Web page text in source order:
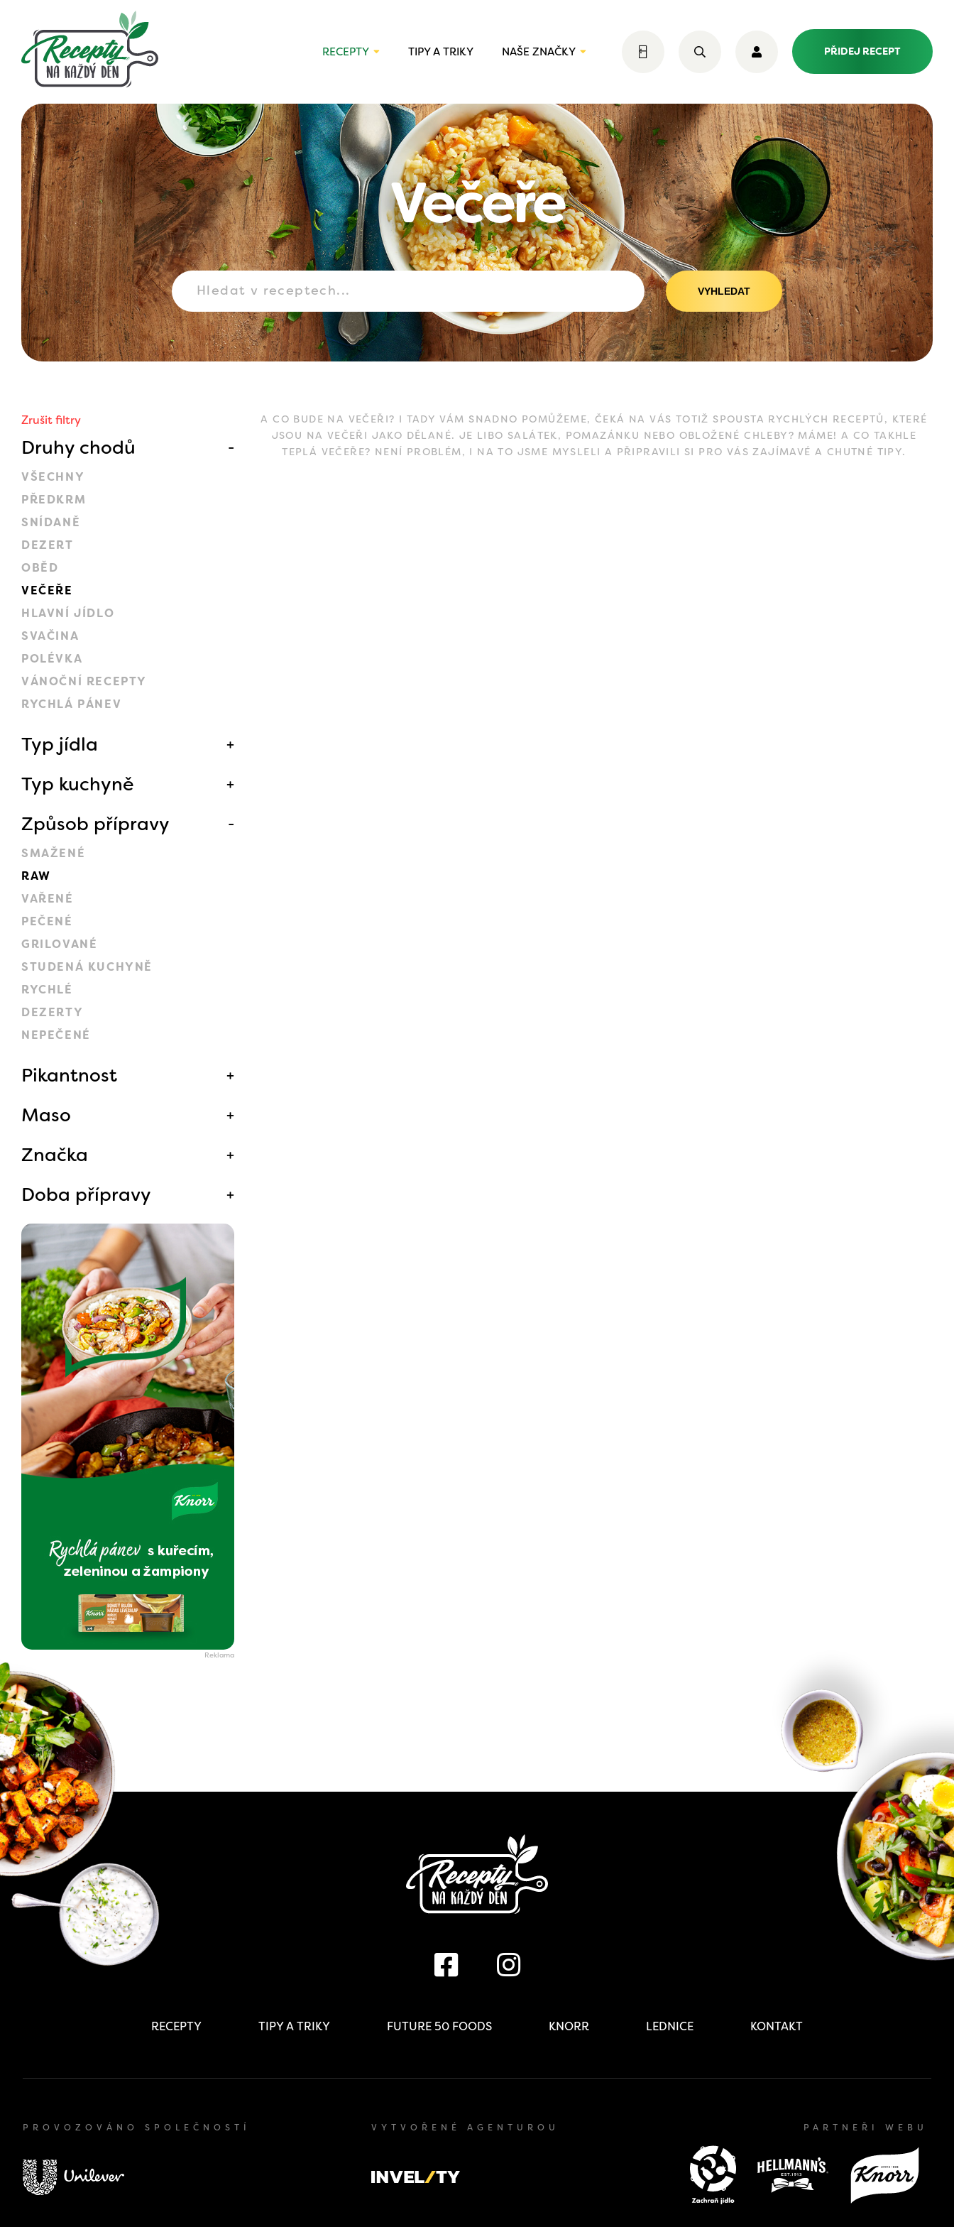
RECEPTY TIPY A TRIKY NAŠE ZNAČKY PŘIDEJ RECEPT
Večeře
VYHLEDAT
Zrušit filtry
Druhy chodů
VŠECHNY
PŘEDKRM
SNÍDANĚ
DEZERT
OBĚD
VEČEŘE
HLAVNÍ JÍDLO
SVAČINA
POLÉVKA
VÁNOČNÍ RECEPTY
RYCHLÁ PÁNEV
Typ jídla
Typ kuchyně
Způsob přípravy
SMAŽENÉ
RAW
VAŘENÉ
PEČENÉ
GRILOVANÉ
STUDENÁ KUCHYNĚ
RYCHLÉ
DEZERTY
NEPEČENÉ
Pikantnost
Maso
Značka
Doba přípravy
A CO BUDE NA VEČEŘI? I TADY VÁM SNADNO POMŮŽEME, ČEKÁ NA VÁS TOTIŽ SPOUSTA RYCHLÝCH RECEPTŮ, KTERÉ
JSOU NA VEČEŘI JAKO DĚLANÉ. JE LIBO SALÁTEK, POMAZÁNKU NEBO OBLOŽENÉ CHLEBY? MÁME! A CO TAKHLE
TEPLÁ VEČEŘE? NENÍ PROBLÉM, I NA TO JSME MYSLELI A PŘIPRAVILI SI PRO VÁS ZAJÍMAVÉ A CHUTNÉ TIPY.
RECEPTY TIPY A TRIKY FUTURE 50 FOODS KNORR LEDNICE KONTAKT
PROVOZOVÁNO SPOLEČNOSTÍ VYTVOŘENÉ AGENTUROU PARTNEŘI WEBU